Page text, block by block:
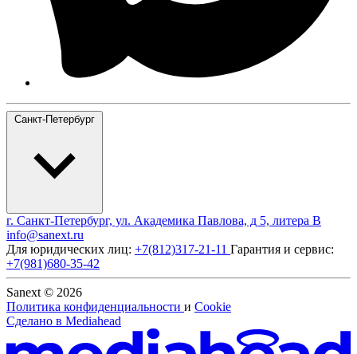
Санкт-Петербург
г. Санкт-Петербург, ул. Академика Павлова, д 5, литера В
info@sanext.ru
Для юридических лиц: +7(812)317-21-11 Гарантия и сервис:
+7(981)680-35-42
Sanext © 2026
Политика конфиденциальности и Cookie
Сделано в Mediahead